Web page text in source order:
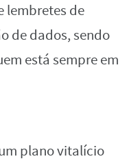
lembretes de
de dados, sendo
está sempre em
plano vitalício